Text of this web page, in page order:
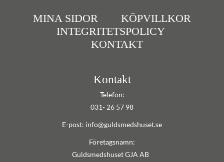
MINA SIDOR
KÖPVILLKOR
INTEGRITETSPOLICY
KONTAKT
Kontakt
Telefon:
031- 26 57 98
E-post: info@guldsmedshuset.se
Företagsnamn:
Guldsmedshuset GJA AB